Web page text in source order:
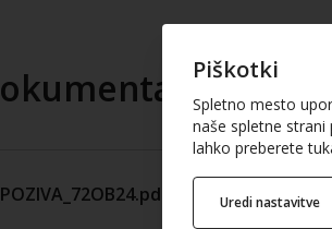
Piškotki
Spletno mesto
naše spletne
lahko preberete
Uredi nastavitve